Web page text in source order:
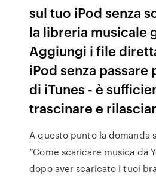
sul tuo iPod senza
la libreria musicale
Aggiungi i file
iPod senza passare
di iTunes - è
trascinare e
A questo punto la domanda
“Come scaricare musica da
dopo aver scaricato i tuoi